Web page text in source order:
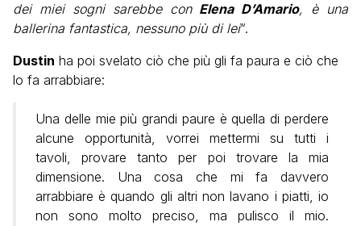
dei miei sogni sarebbe conElena D’Amario, è una
ballerina fantastica, nessuno più di lei“.
Dustin ha poi svelato ciò che più gli fa paura e ciò che
lo fa arrabbiare:
Una delle mie più grandi paure è quella di perdere
alcune opportunità, vorrei mettermi su tutti i
tavoli, provare tanto per poi trovare la mia
dimensione. Una cosa che mi fa davvero
arrabbiare è quando gli altri non lavano i piatti, io
non sono molto preciso, ma pulisco il mio.